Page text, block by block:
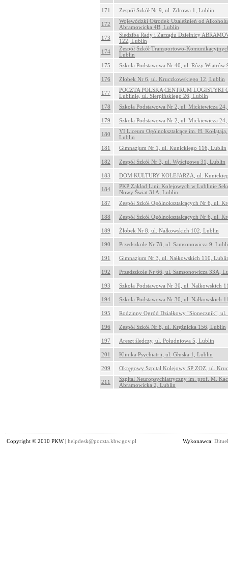
171 Zespół Szkół Nr 9, ul. Zdrowa 1, Lublin
172
Wojewódzki Ośrodek Uzależnień od
Abramowicka 4B, Lublin
173
Siedziba Rady i Zarządu Dzielnicy
122, Lublin
174
Zespół Szkół Transportowo-
Lublin
175
Szkoła Podstawowa Nr 40, ul. Róży Wiatrów
176 Żłobek Nr 6, ul. Kruczkowskiego 12, Lublin
177
POCZTA POLSKA CENTRUM LOGISTYKI
Lublinie, ul. Sierpińskiego 26, Lublin
178
Szkoła Podstawowa Nr 2, ul. Mickiewicza
179 Szkoła Podstawowa Nr 2, ul. Mickiewicza
180
VI Liceum Ogólnokształcące im. H.
Lublin
181
Gimnazjum Nr 1, ul. Kunickiego 116, Lublin
182 Zespół Szkół Nr 3, ul. Wyścigowa 31, Lublin
183 DOM KULTURY KOLEJARZA, ul.
184
PKP Zakład Linii Kolejowych w Lublinie
Nowy Świat 31A, Lublin
187
Zespół Szkół Ogólnokształcących Nr 6, ul.
188 Zespół Szkół Ogólnokształcących Nr 6, ul.
189 Żłobek Nr 8, ul. Nałkowskich 102, Lublin
190 Przedszkole Nr 78, ul. Samsonowicza 9,
191 Gimnazjum Nr 3, ul. Nałkowskich 110,
192 Przedszkole Nr 66, ul. Samsonowicza 33A,
193 Szkoła Podstawowa Nr 30, ul. Nałkowskich
194 Szkoła Podstawowa Nr 30, ul. Nałkowskich
195 Rodzinny Ogród Działkowy "Słonecznik",
196 Zespół Szkół Nr 8, ul. Krężnicka 156, Lublin
197 Areszt śledczy, ul. Południowa 5, Lublin
201 Klinika Psychiatrii, ul. Głuska 1, Lublin
209 Okręgowy Szpital Kolejowy SP ZOZ, ul.
211
Szpital Neuropsychiatryczny im. prof. M.
Abramowicka 2, Lublin
Copyright © 2010 PKW | helpdesk@poczta.kbw.gov.pl Wykonawca: